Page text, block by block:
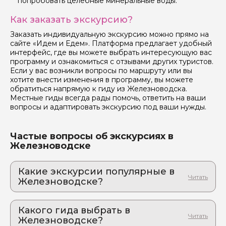
Как заказать экскурсию?
Заказать индивидуальную экскурсию можно прямо на
сайте «Идем и Едем». Платформа предлагает удобный
интерфейс, где вы можете выбрать интересующую вас
программу и ознакомиться с отзывами других туристов.
Если у вас возникли вопросы по маршруту или вы
хотите внести изменения в программу, вы можете
обратиться напрямую к гиду из Железноводска.
Местные гиды всегда рады помочь, ответить на ваши
вопросы и адаптировать экскурсию под ваши нужды.
Частые вопросы об экскурсиях в
Железноводске
Какие экскурсии популярные в
Железноводске?
Железноводска
Этот маршрут – настоящий концентрат красоты
Кавказа. Откройте для себя настоящий Кавказ -
Какого гида выбрать в
Железноводске?